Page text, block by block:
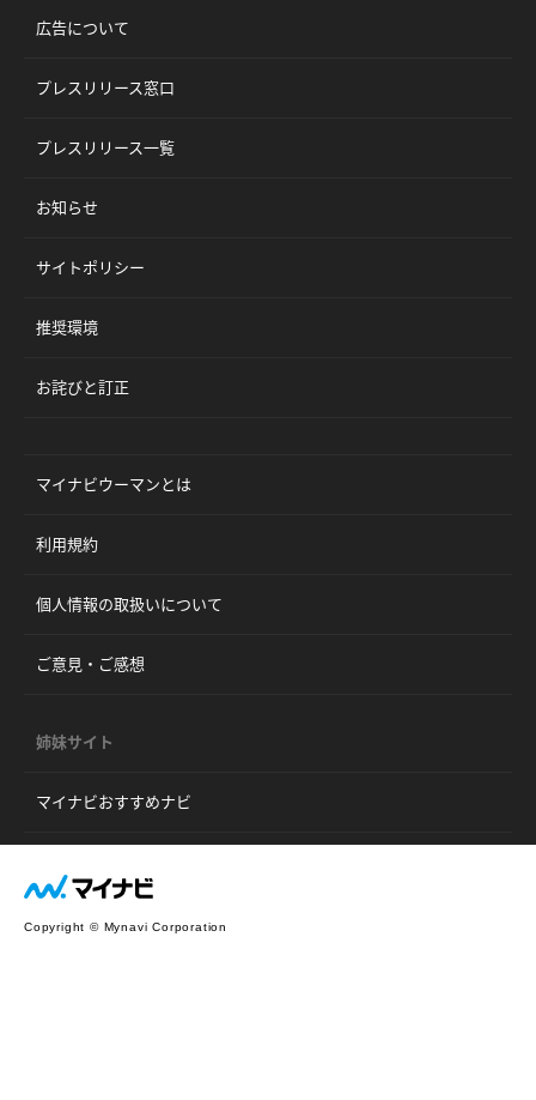
広告について
プレスリリース窓口
プレスリリース一覧
お知らせ
サイトポリシー
推奨環境
お詫びと訂正
マイナビウーマンとは
利用規約
個人情報の取扱いについて
ご意見・ご感想
姉妹サイト
マイナビおすすめナビ
Copyright © Mynavi Corporation